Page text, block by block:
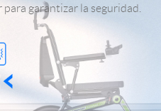
garantizar la seguridad.